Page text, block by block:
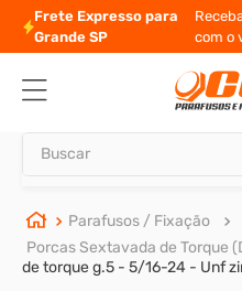
Frete Expresso para
Grande SP
com o
Parafusos / Fixação
Porcas Sextavada de Torque
de torque g.5 - 5/16-24 - Unf
TERMOS MAIS BUSCADOS
1º
parafuso allen